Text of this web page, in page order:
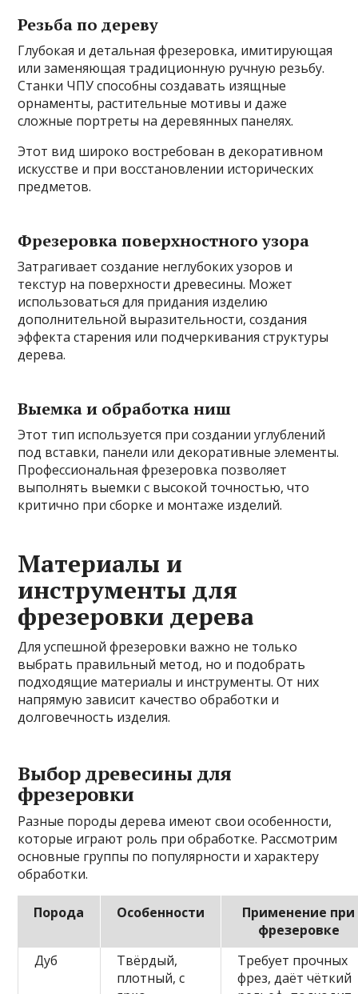
Резьба по дереву
Глубокая и детальная фрезеровка, имитирующая
или заменяющая традиционную ручную резьбу.
Станки ЧПУ способны создавать изящные
орнаменты, растительные мотивы и даже
сложные портреты на деревянных панелях.
Этот вид широко востребован в декоративном
искусстве и при восстановлении исторических
предметов.
Фрезеровка поверхностного узора
Затрагивает создание неглубоких узоров и
текстур на поверхности древесины. Может
использоваться для придания изделию
дополнительной выразительности, создания
эффекта старения или подчеркивания структуры
дерева.
Выемка и обработка ниш
Этот тип используется при создании углублений
под вставки, панели или декоративные элементы.
Профессиональная фрезеровка позволяет
выполнять выемки с высокой точностью, что
критично при сборке и монтаже изделий.
Материалы и
инструменты для
фрезеровки дерева
Для успешной фрезеровки важно не только
выбрать правильный метод, но и подобрать
подходящие материалы и инструменты. От них
напрямую зависит качество обработки и
долговечность изделия.
Выбор древесины для
фрезеровки
Разные породы дерева имеют свои особенности,
которые играют роль при обработке. Рассмотрим
основные группы по популярности и характеру
обработки.
Порода Особенности
Применение при
фрезеровке
Дуб
Твёрдый,
плотный, с
Требует прочных
фрез, даёт чёткий